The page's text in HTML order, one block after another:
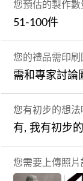
您預估的製作數
51-100件
您的禮品需印刷
需和專家討論
您有初步的想法
有, 我有初步
您需要上傳照